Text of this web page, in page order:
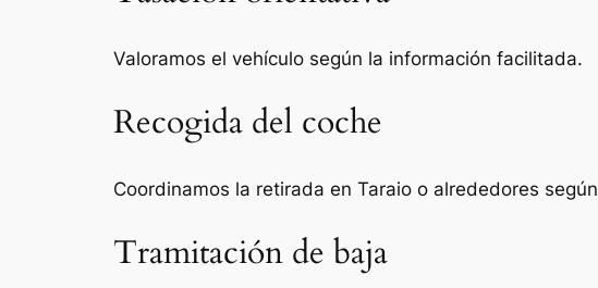
Valoramos el vehículo según la información facilitada.
Recogida del coche
Coordinamos la retirada en Taraio o alrededores
Tramitación de baja